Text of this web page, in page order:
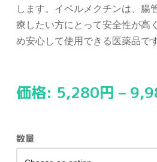
します。イベルメクチンは、腸
療したい方にとって安全性が高
め安心して使用できる医薬品です
価格: 5,280円 –
数量